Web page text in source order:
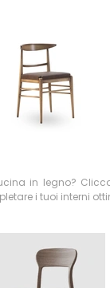
in legno?
i tuoi interni